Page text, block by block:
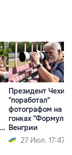
Президент Чехии
"поработал"
фотографом на
гонках "Формулы-
Венгрии
27 Июл. 17:47